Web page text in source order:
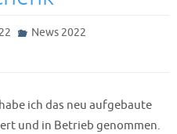
News 2022
ich das neu aufgebaute
und in Betrieb genommen.